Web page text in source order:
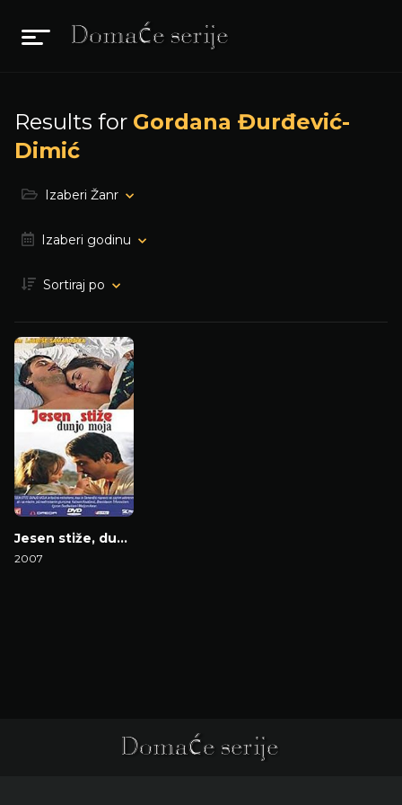
Results for Gordana Đurđević-
Dimić
Izaberi Žanr
Izaberi godinu
Sortiraj po
Jesen stiže, dunjo moja
2007